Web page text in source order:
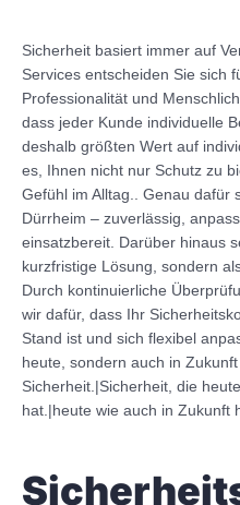
Sicherheit basiert immer auf
Services entscheiden Sie sich
Professionalität und
dass jeder Kunde individuelle
deshalb größten Wert auf
es, Ihnen nicht nur Schutz zu
Gefühl im Alltag.. Genau dafür
Dürrheim – zuverlässig,
einsatzbereit. Darüber hinaus
kurzfristige Lösung, sondern
Durch kontinuierliche
wir dafür, dass Ihr
Stand ist und sich flexibel
heute, sondern auch in
Sicherheit.|Sicherheit, die
hat.|heute wie auch in Zukunft